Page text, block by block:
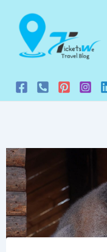
στο
περιεχόμενο